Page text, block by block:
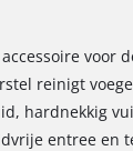
voor
reinigt
hardnekkig
entree en